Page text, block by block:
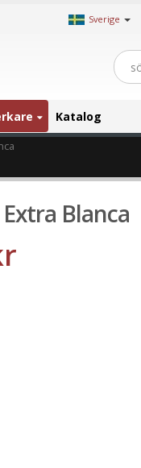
Sverige
Katalog
Blanca